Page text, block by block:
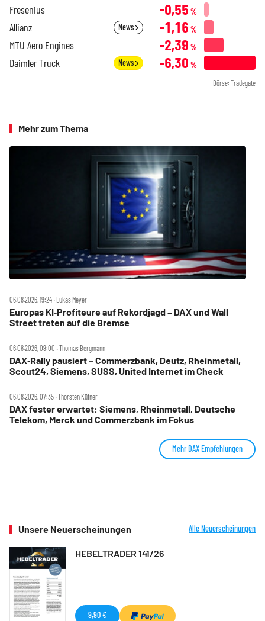
Fresenius -0,55 %
Allianz News -1,16 %
MTU Aero Engines -2,39 %
Daimler Truck News -6,30 %
Börse: Tradegate
Mehr zum Thema
06.08.2026, 19:24 ‧ Lukas Meyer
Europas KI‑Profiteure auf Rekordjagd – DAX und Wall
Street treten auf die Bremse
06.08.2026, 09:00 ‧ Thomas Bergmann
DAX‑Rally pausiert – Commerzbank, Deutz, Rheinmetall,
Scout24, Siemens, SUSS, United Internet im Check
06.08.2026, 07:35 ‧ Thorsten Küfner
DAX fester erwartet: Siemens, Rheinmetall, Deutsche
Telekom, Merck und Commerzbank im Fokus
Mehr DAX Empfehlungen
Unsere Neuerscheinungen Alle Neuerscheinungen
HEBELTRADER 141/26
9,90 €